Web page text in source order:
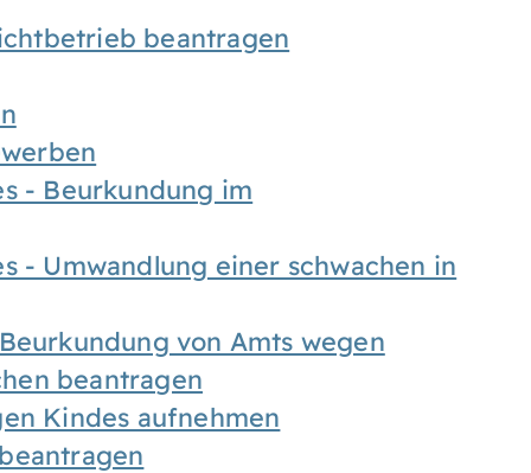
beantragen
- Beurkundung im
- Umwandlung einer schwachen in
von Amts wegen
beantragen
Kindes aufnehmen